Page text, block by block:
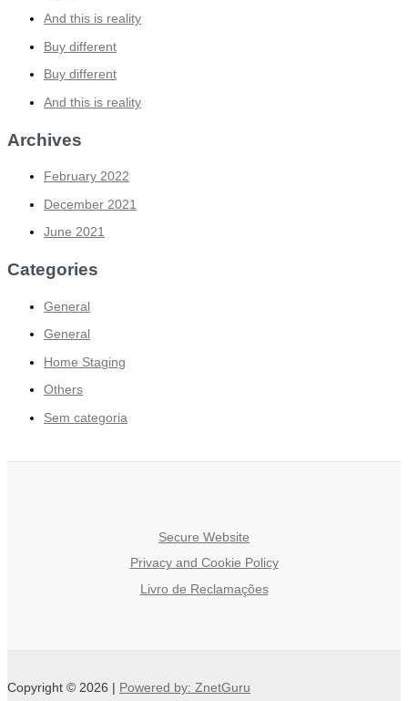
And this is reality
Buy different
Buy different
And this is reality
Archives
February 2022
December 2021
June 2021
Categories
General
General
Home Staging
Others
Sem categoria
Secure Website
Privacy and Cookie Policy
Livro de Reclamações
Copyright © 2026 | Powered by: ZnetGuru